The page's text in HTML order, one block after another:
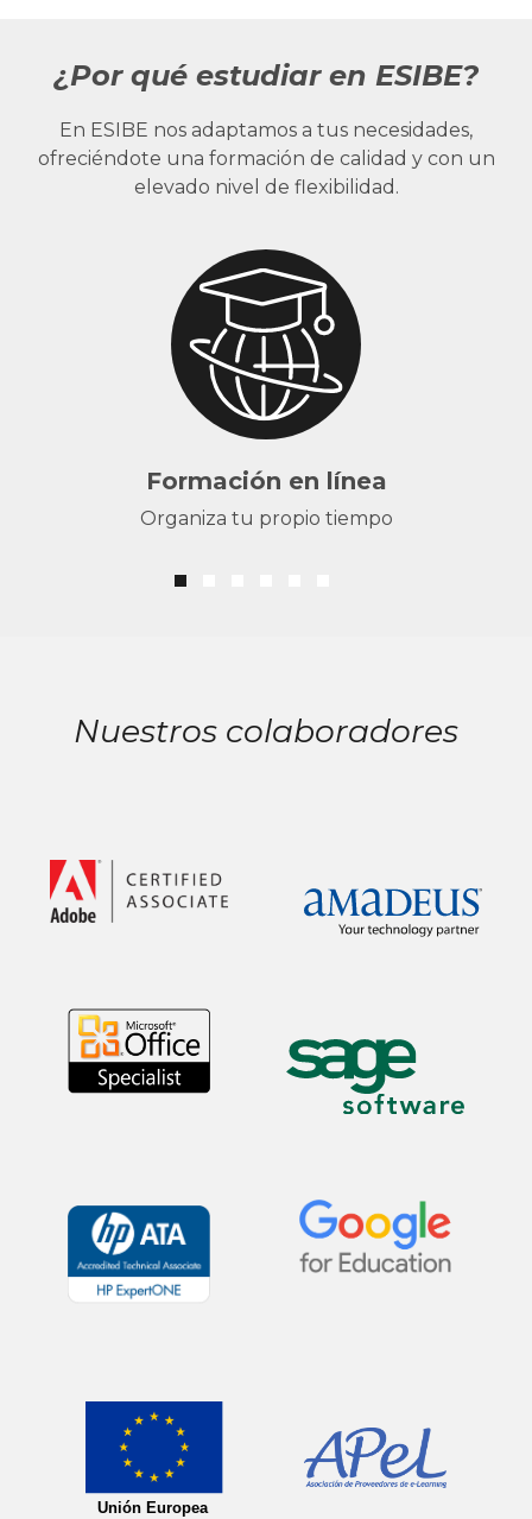
¿Por qué estudiar en ESIBE?
En ESIBE nos adaptamos a tus necesidades,
ofreciéndote una formación de calidad y con un
elevado nivel de flexibilidad.
Formación en línea
Organiza tu propio tiempo
Nuestros colaboradores